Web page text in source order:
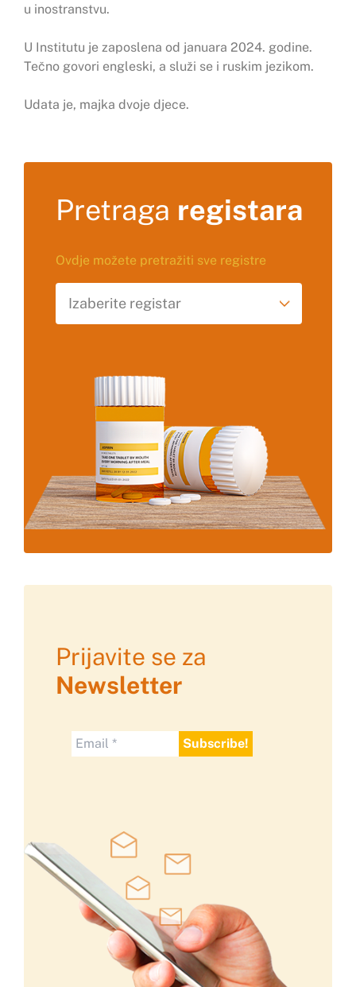
u inostranstvu.
U Institutu je zaposlena od januara 2024. godine.
Tečno govori engleski, a služi se i ruskim jezikom.
Udata je, majka dvoje djece.
Pretraga registara
Ovdje možete pretražiti sve registre
Prijavite se za
Newsletter